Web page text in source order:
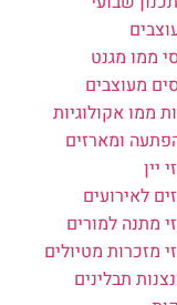
ממו מגנט
מעוצבים
ממו אקולוגיות
ומארזים
יין
לאירועים
מתנה למורים
מזכרות מטיולים
תבלינים